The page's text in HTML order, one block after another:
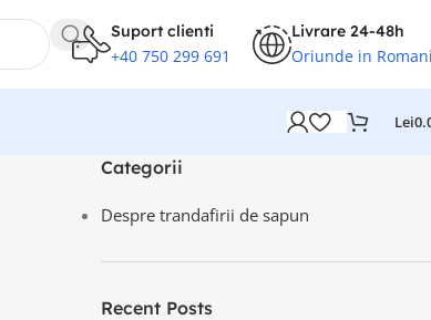
Suport clienti
+40 750 299 691
Livrare 24-48h
Oriunde in
Lei
Categorii
Despre trandafirii de sapun
Recent Posts